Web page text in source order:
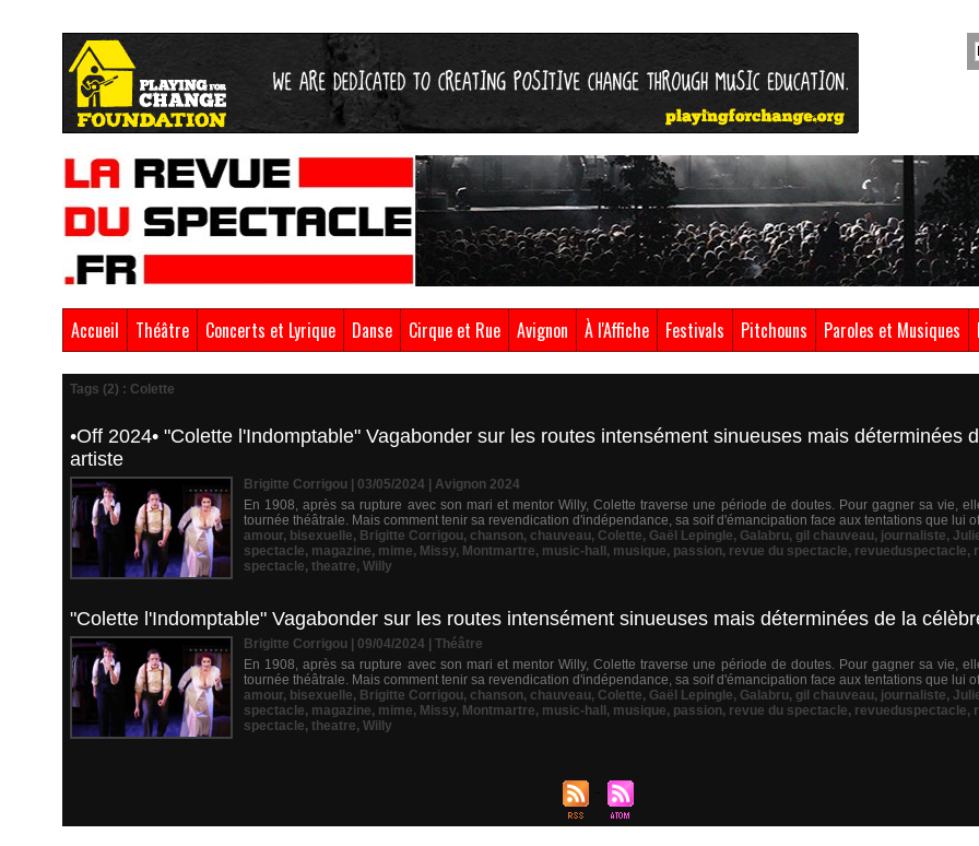
Accueil Théâtre Concerts et Lyrique Danse Cirque et Rue Avignon À l'Affiche Festivals Pitchouns Paroles et Musiques
Tags (2) : Colette
•Off 2024• "Colette l'Indomptable" Vagabonder sur les routes intensément sinueuses mais déterminées
artiste
Brigitte Corrigou | 03/05/2024
Avignon 2024
En 1908, après sa rupture avec son mari et mentor Willy, Colette traverse une période de doutes. Pour gagner sa vie,
tournée théâtrale. Mais comment tenir sa revendication d'indépendance, sa soif d'émancipation face aux tentations que lui
amour, bisexuelle, Brigitte Corrigou, chanson, chauveau, Colette, Gaël Lepingle, Galabru, gil chauveau, journaliste,
spectacle, magazine, mime, Missy, Montmartre, music-hall , musique, passion, revue du spectacle, revueduspectacle,
spectacle, theatre, Willy
"Colette l'Indomptable" Vagabonder sur les routes intensément sinueuses mais déterminées de la
Brigitte Corrigou | 09/04/2024
Théâtre
En 1908, après sa rupture avec son mari et mentor Willy, Colette traverse une période de doutes. Pour gagner sa vie,
tournée théâtrale. Mais comment tenir sa revendication d'indépendance, sa soif d'émancipation face aux tentations que lui
amour, bisexuelle, Brigitte Corrigou, chanson, chauveau, Colette, Gaël Lepingle, Galabru, gil chauveau, journaliste,
spectacle, magazine, mime, Missy, Montmartre, music-hall , musique, passion, revue du spectacle, revueduspectacle,
spectacle, theatre, Willy